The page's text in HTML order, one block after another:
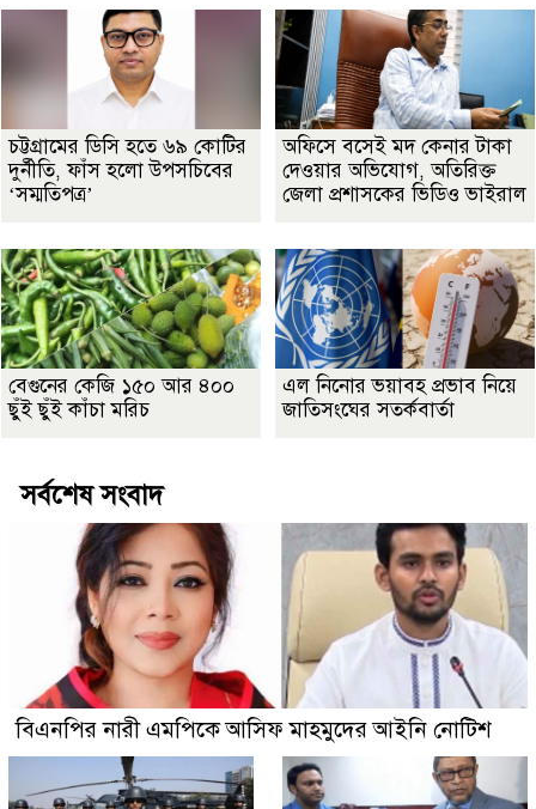
চট্টগ্রামের ডিসি হতে ৬৯ কোটির
দুর্নীতি, ফাঁস হলো উপসচিবের
‘সম্মতিপত্র’
অফিসে বসেই মদ কেনার টাকা
দেওয়ার অভিযোগ, অতিরিক্ত
জেলা প্রশাসকের ভিডিও ভাইরাল
বেগুনের কেজি ১৫০ আর ৪০০
ছুঁই ছুঁই কাঁচা মরিচ
এল নিনোর ভয়াবহ প্রভাব নিয়ে
জাতিসংঘের সতর্কবার্তা
সর্বশেষ সংবাদ
বিএনপির নারী এমপিকে আসিফ মাহমুদের আইনি নোটিশ